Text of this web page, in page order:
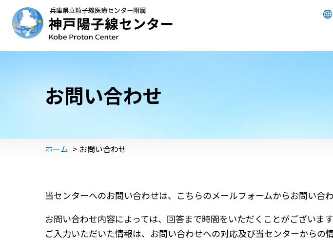
お問い合わせ
ホーム お問い合わせ
当センターへのお問い合わせは、こちらのメールフォームからお問い合わ
お問い合わせ内容によっては、回答まで時間をいただくことがございます
ご入力いただいた情報は、お問い合わせへの対応及び当センターからの